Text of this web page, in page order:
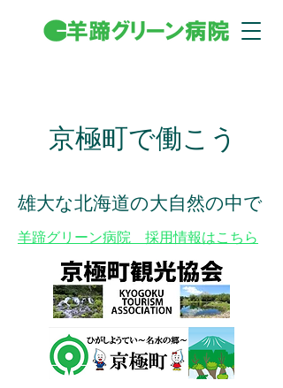
​京極町で働こう
​雄大な北海道の大自然の中で
​羊蹄グリーン病院 採用情報はこちら